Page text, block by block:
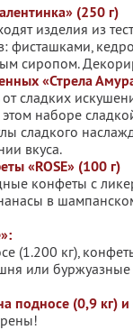
(250 г)
изделия из
фисташками,
сиропом.
«Стрела
от сладких
этом наборе
сладкого
вкуса.
«ROSE» (100 г)
конфеты с
в
(1.200 кг),
или
подносе (0,9 кг)